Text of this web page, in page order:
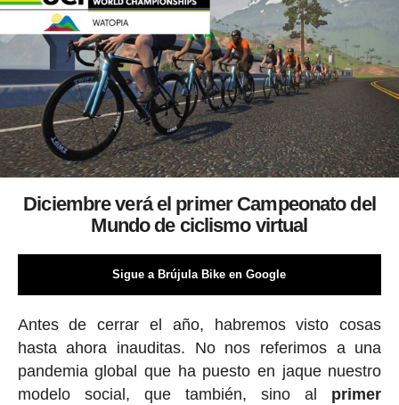
Diciembre verá el primer Campeonato del
Mundo de ciclismo virtual
Sigue a Brújula Bike en Google
Antes de cerrar el año, habremos visto cosas
hasta ahora inauditas. No nos referimos a una
pandemia global que ha puesto en jaque nuestro
modelo social, que también, sino al primer